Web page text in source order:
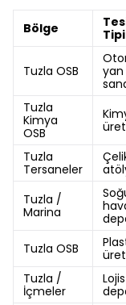
Bölge
Tipi
Tuzla OSB
yan
Tuzla
Kimya
OSB
Tuzla
Tersaneler
Tuzla /
Marina
Tuzla OSB
Tuzla /
İçmeler